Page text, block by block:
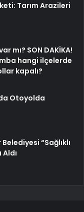
Tarım Arazileri
mı? SON DAKİKA!
hangi ilçelerde
kapalı?
Otoyolda
“Sağlıklı